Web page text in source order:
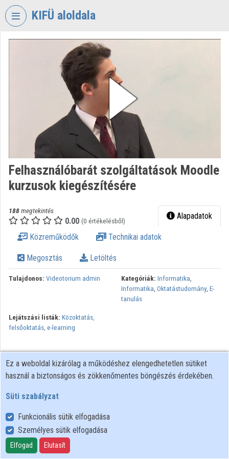
Fejléc kihagyása
KIFÜ aloldala
TORIUM
Intézményi kezdőlap
Bejelentkezés
Intézményi felfedezés
Intézményi listák
Intézmények
Közreműködők
Felhasználóbarát szolgáltatások Moodle
kurzusok kiegészítésére
188megtekintés
0.00 (0 értékelésből) Alapadatok
Közreműködők Technikai adatok
Megosztás Letöltés
Tulajdonos: Videotorium admin Kategóriák: Informatika,
Informatika, Oktatástudomány, E-
tanulás
Lejátszási listák: Közoktatás,
felsőoktatás, e-learning
Felhasználói szabályzat
Adatkezelési tájékoztató
Süti szabályzat
Ez a weboldal kizárólag a működéshez elengedhetetlen sütiket
használ a biztonságos és zökkenőmentes böngészés érdekében.
Süti szabályzat
Funkcionális sütik elfogadása
Személyes sütik elfogadása
Elfogad Elutasít